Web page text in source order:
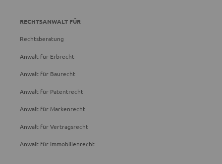
RECHTSANWALT FÜR
Rechtsberatung
Anwalt für Erbrecht
Anwalt für Baurecht
Anwalt für Patentrecht
Anwalt für Markenrecht
Anwalt für Vertragsrecht
Anwalt für Immobilienrecht